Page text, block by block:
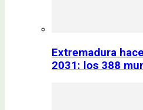
Extremadura
2031: los 388